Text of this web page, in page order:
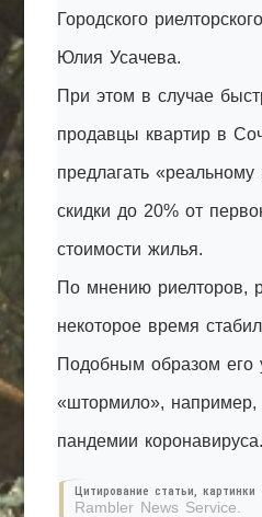
Городского
Юлия Усачева.
При этом в случае
продавцы квартир в
предлагать «реальному
скидки до 20% от
стоимости жилья.
По мнению риелторов,
некоторое время
Подобным образом его
«штормило»,
пандемии коронавируса.
Цитирование статьи,
Rambler News Service.